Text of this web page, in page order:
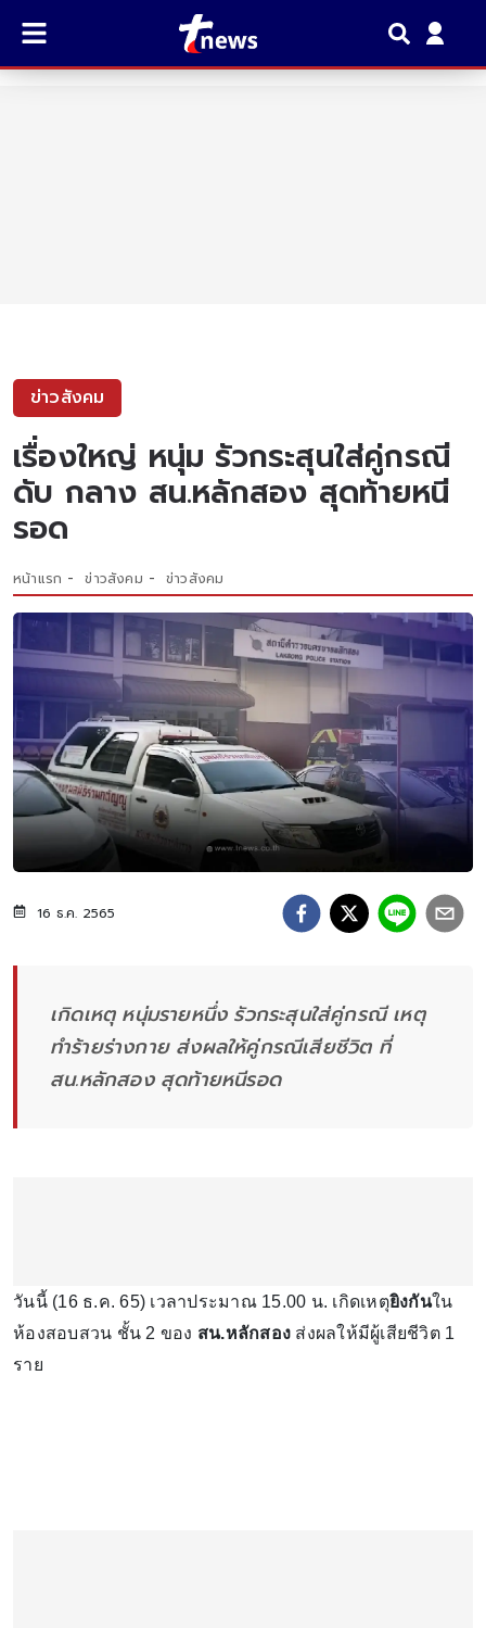
ข่าวสังคม
เรื่องใหญ่ หนุ่ม รัวกระสุนใส่คู่กรณี
ดับ กลาง สน.หลักสอง สุดท้ายหนี
รอด
หน้าแรก ข่าวสังคม ข่าวสังคม
16 ธ.ค. 2565
เกิดเหตุ หนุ่มรายหนึ่ง รัวกระสุนใส่คู่กรณี เหตุ
ทำร้ายร่างกาย ส่งผลให้คู่กรณีเสียชีวิต ที่
สน.หลักสอง สุดท้ายหนีรอด
วันนี้ (16 ธ.ค. 65) เวลาประมาณ 15.00 น. เกิดเหตุยิงกันใน
ห้องสอบสวน ชั้น 2 ของ สน.หลักสอง ส่งผลให้มีผู้เสียชีวิต 1
ราย